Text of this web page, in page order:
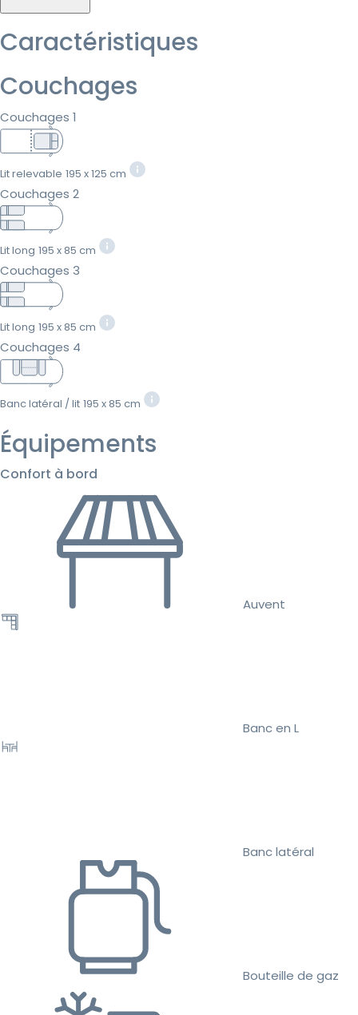
Caractéristiques
Couchages
Couchages 1
Lit relevable 195 x 125 cm
Couchages 2
Lit long 195 x 85 cm
Couchages 3
Lit long 195 x 85 cm
Couchages 4
Banc latéral / lit 195 x 85 cm
Équipements
Confort à bord
Auvent
Banc en L
Banc latéral
Bouteille de gaz